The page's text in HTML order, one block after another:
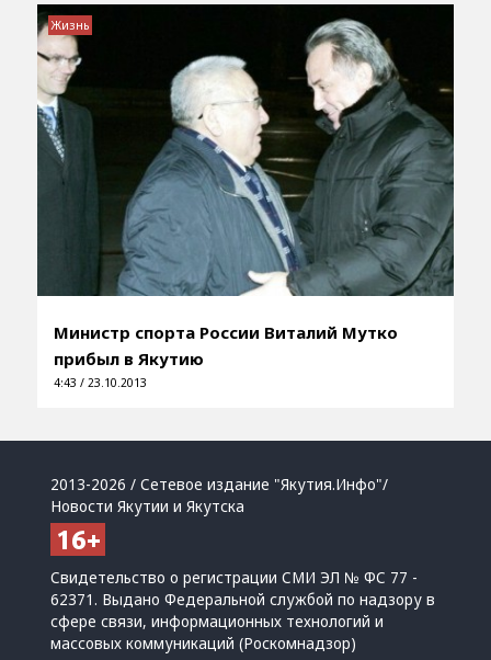
Министр спорта России Виталий Мутко
прибыл в Якутию
4:43 / 23.10.2013
Жизнь
2013-2026 / Сетевое издание "Якутия.Инфо"/
Новости Якутии и Якутска
Свидетельство о регистрации СМИ ЭЛ № ФС 77 -
62371. Выдано Федеральной службой по надзору в
сфере связи, информационных технологий и
массовых коммуникаций (Роскомнадзор)